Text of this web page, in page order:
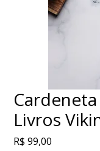
Livros
R$ 99,00